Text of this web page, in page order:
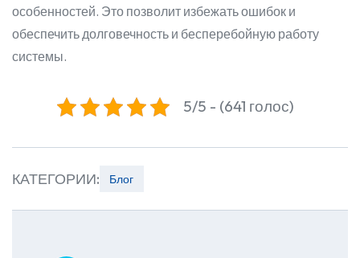
особенностей. Это позволит избежать ошибок и
обеспечить долговечность и бесперебойную работу
системы.
5/5 - (641 голос)
КАТЕГОРИИ: Блог